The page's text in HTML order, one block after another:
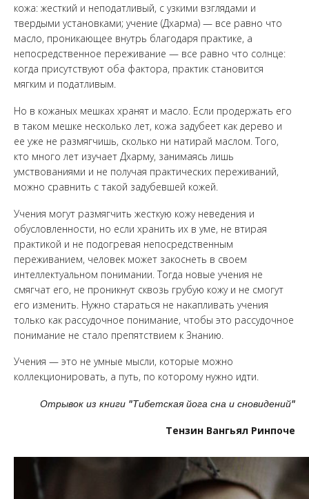
кожа: жесткий и неподатливый, с узкими взглядами и
твердыми установками; учение (Дхарма) — все равно что
масло, проникающее внутрь благодаря практике, а
непосредственное переживание — все равно что солнце:
когда присутствуют оба фактора, практик становится
мягким и податливым.
Но в кожаных мешках хранят и масло. Если продержать его
в таком мешке несколько лет, кожа задубеет как дерево и
ее уже не размягчишь, сколько ни натирай маслом. Того,
кто много лет изучает Дхарму, занимаясь лишь
умствованиями и не получая практических переживаний,
можно сравнить с такой задубевшей кожей.
Учения могут размягчить жесткую кожу неведения и
обусловленности, но если хранить их в уме, не втирая
практикой и не подогревая непосредственным
переживанием, человек может закоснеть в своем
интеллектуальном понимании. Тогда новые учения не
смягчат его, не проникнут сквозь грубую кожу и не смогут
его изменить. Нужно стараться не накапливать учения
только как рассудочное понимание, чтобы это рассудочное
понимание не стало препятствием к Знанию.
Учения — это не умные мысли, которые можно
коллекционировать, а путь, по которому нужно идти.
Отрывок из книги "Тибетская йога сна и сновидений"
Тензин Вангьял Ринпоче